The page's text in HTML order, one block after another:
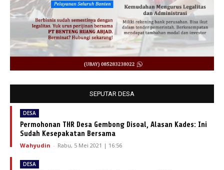
SEPUTAR DESA
DESA
Permohonan THR Desa Gembong Disoal, Alasan Kades: Ini
Sudah Kesepakatan Bersama
Wahyudin - Rabu, 5 Mei 2021 | 16:56
DESA